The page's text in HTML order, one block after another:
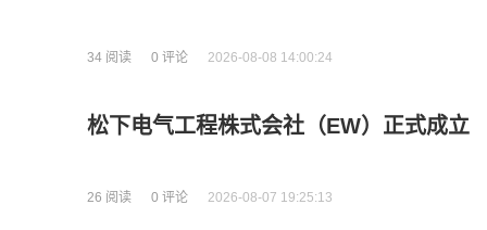
34 阅读 0 评论 2026-08-08 14:00:24
松下电气工程株式会社（EW）正式成立
26 阅读 0 评论 2026-08-07 19:25:13